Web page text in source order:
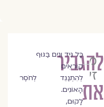
להגביר
את
מיכאל
זץ
כָּל גִּיד וְנִים בַּגּוּף
קוֹרְאִים
לְהִתְנַגֵּד לְחֹסֶר
הָאוֹנִים.
לָקוּם,